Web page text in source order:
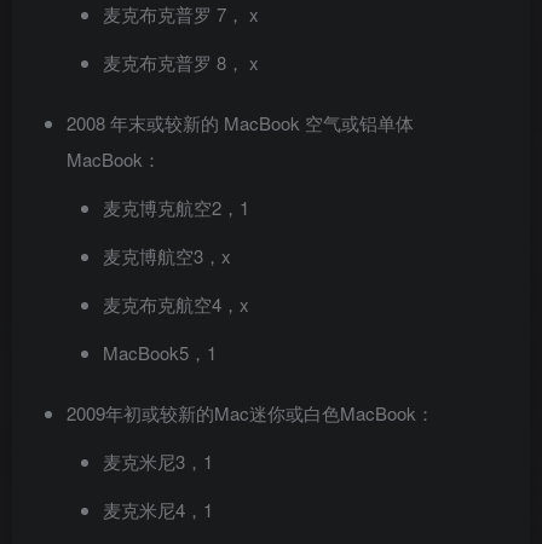
麦克布克普罗 7， x
麦克布克普罗 8， x
2008 年末或较新的 MacBook 空气或铝单体
MacBook：
麦克博克航空2，1
麦克博航空3，x
麦克布克航空4，x
MacBook5，1
2009年初或较新的Mac迷你或白色MacBook：
麦克米尼3，1
麦克米尼4，1